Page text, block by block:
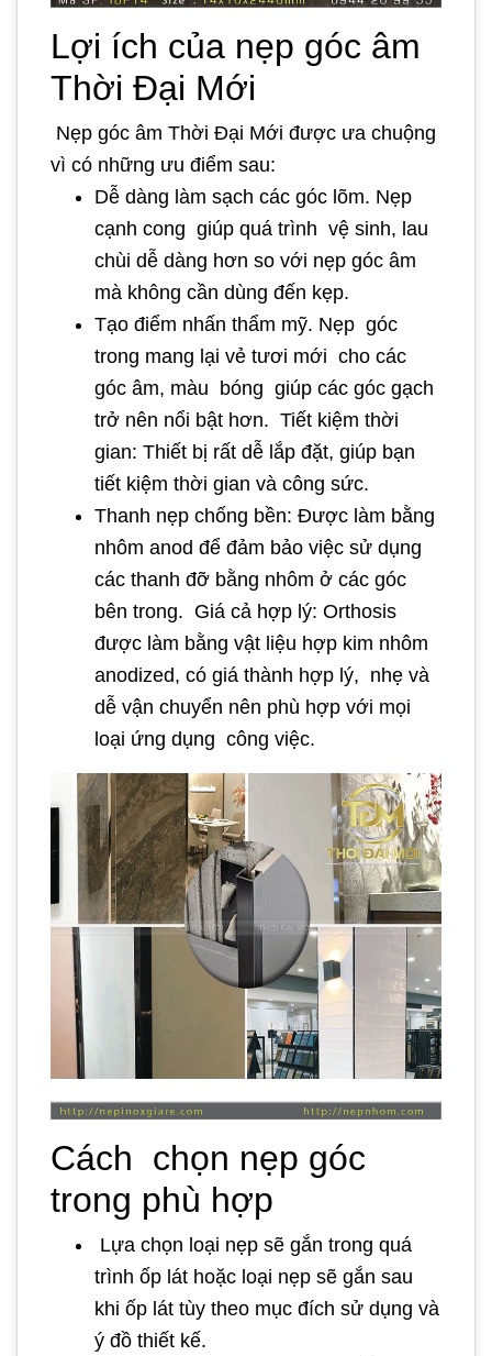
Lợi ích của nẹp góc âm
Thời Đại Mới
Nẹp góc âm Thời Đại Mới được ưa chuộng
vì có những ưu điểm sau:
Dễ dàng làm sạch các góc lõm. Nẹp
cạnh cong giúp quá trình vệ sinh, lau
chùi dễ dàng hơn so với nẹp góc âm
mà không cần dùng đến kẹp.
Tạo điểm nhấn thẩm mỹ. Nẹp góc
trong mang lại vẻ tươi mới cho các
góc âm, màu bóng giúp các góc gạch
trở nên nổi bật hơn. Tiết kiệm thời
gian: Thiết bị rất dễ lắp đặt, giúp bạn
tiết kiệm thời gian và công sức.
Thanh nẹp chống bền: Được làm bằng
nhôm anod để đảm bảo việc sử dụng
các thanh đỡ bằng nhôm ở các góc
bên trong. Giá cả hợp lý: Orthosis
được làm bằng vật liệu hợp kim nhôm
anodized, có giá thành hợp lý, nhẹ và
dễ vận chuyển nên phù hợp với mọi
loại ứng dụng công việc.
Cách chọn nẹp góc
trong phù hợp
Lựa chọn loại nẹp sẽ gắn trong quá
trình ốp lát hoặc loại nẹp sẽ gắn sau
khi ốp lát tùy theo mục đích sử dụng và
ý đồ thiết kế.